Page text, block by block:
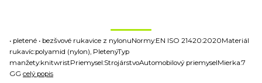
• pletené • bezšvové rukavice z nylonuNormy:EN ISO 21420:2020Materiál
rukavíc:polyamid (nylon), PletenýTyp
manžety:knitwristPriemysel:StrojárstvoAutomobilový priemyselMierka:7
GG celý popis